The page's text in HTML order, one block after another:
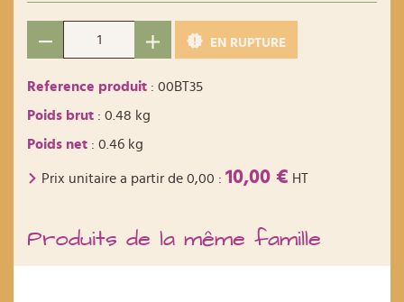
EN RUPTURE
Reference produit : 00BT35
Poids brut : 0.48 kg
Poids net : 0.46 kg
Prix unitaire a partir de 0,00 : 10,00 € HT
Produits de la même famille